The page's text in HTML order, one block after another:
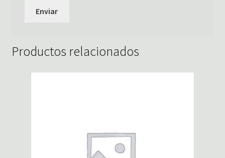
Productos relacionados